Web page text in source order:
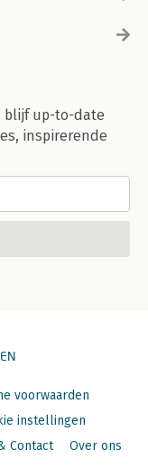
blijf up-to-date
inspirerende
voorwaarden
instellingen
Contact Over ons